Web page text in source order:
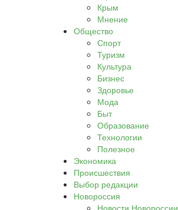
Крым
Мнение
Общество
Спорт
Туризм
Культура
Бизнес
Здоровье
Мода
Быт
Образование
Технологии
Полезное
Экономика
Происшествия
Выбор редакции
Новороссия
Новости Новороссии